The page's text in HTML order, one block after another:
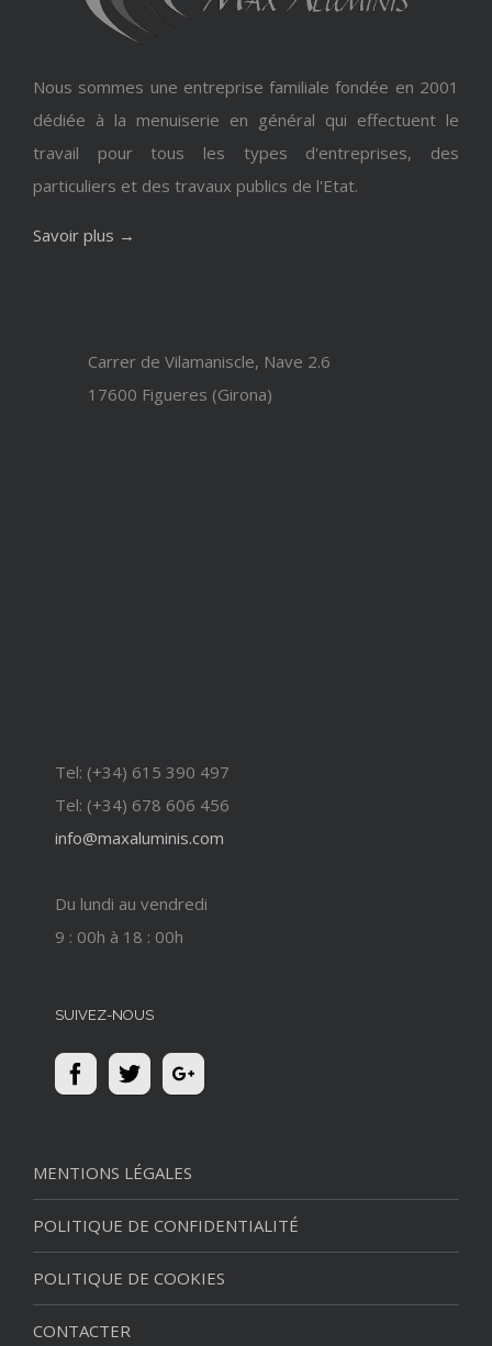
Nous sommes une entreprise familiale fondée en 2001
dédiée à la menuiserie en général qui effectuent le
travail pour tous les types d'entreprises, des
particuliers et des travaux publics de l'Etat.
Savoir plus →
Carrer de Vilamaniscle, Nave 2.6
17600 Figueres (Girona)
Tel: (+34) 615 390 497
Tel: (+34) 678 606 456
info@maxaluminis.com
Du lundi au vendredi
9 : 00h à 18 : 00h
SUIVEZ-NOUS
MENTIONS LÉGALES
POLITIQUE DE CONFIDENTIALITÉ
POLITIQUE DE COOKIES
CONTACTER